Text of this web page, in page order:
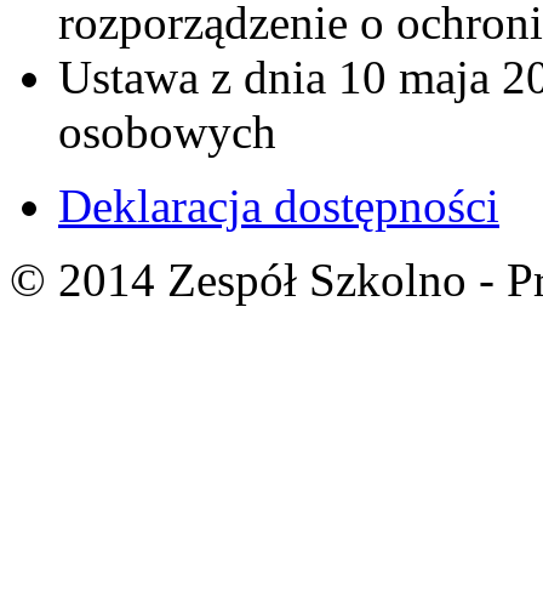
rozporządzenie o
Ustawa z dnia 10 maja
osobowych
Deklaracja dostępności
© 2014 Zespół Szkolno -